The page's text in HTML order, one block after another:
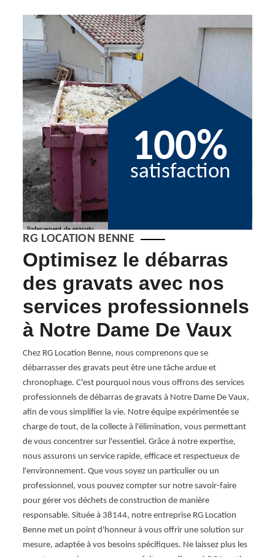
100%
satisfaction
RG LOCATION BENNE
Optimisez le débarras
des gravats avec nos
services professionnels
à Notre Dame De Vaux
Chez RG Location Benne, nous comprenons que se
débarrasser des gravats peut être une tâche ardue et
chronophage. C'est pourquoi nous vous offrons des services
professionnels de débarras de gravats à Notre Dame De Vaux,
afin de vous simplifier la vie. Notre équipe expérimentée se
charge de tout, de la collecte à l'élimination, vous permettant
de vous concentrer sur l'essentiel. Grâce à notre expertise,
nous assurons un service rapide, efficace et respectueux de
l'environnement. Que vous soyez un particulier ou un
professionnel, vous pouvez compter sur notre savoir-faire
pour gérer vos déchets de construction de manière
responsable. Située à 38144, notre entreprise RG Location
Benne met un point d'honneur à vous offrir une solution sur
mesure, adaptée à vos besoins spécifiques. Ne laissez plus les